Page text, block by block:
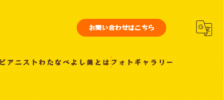
お問い合わせはこちら
アニストわたなべよし美とはフォトギャラリー